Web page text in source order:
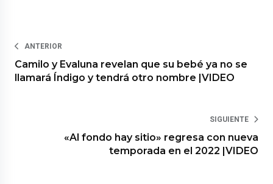
ANTERIOR
Camilo y Evaluna revelan que su bebé ya no se
llamará Índigo y tendrá otro nombre |VIDEO
SIGUIENTE
«Al fondo hay sitio» regresa con nueva
temporada en el 2022 |VIDEO